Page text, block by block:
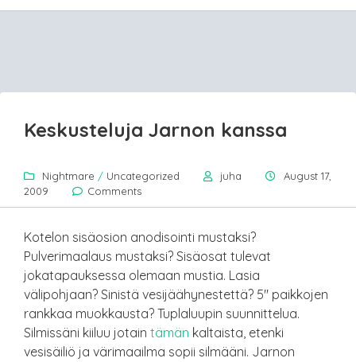
CONTENT
Keskusteluja Jarnon kanssa
Nightmare / Uncategorized juha
August 17,
2009
Comments
Kotelon sisäosion anodisointi mustaksi?
Pulverimaalaus mustaksi? Sisäosat tulevat
jokatapauksessa olemaan mustia. Lasia
välipohjaan? Sinistä vesijäähynestettä? 5″ paikkojen
rankkaa muokkausta? Tuplaluupin suunnittelua.
Silmissäni kiiluu jotain tämän kaltaista, etenki
vesisäiliö ja värimaailma sopii silmääni. Jarnon